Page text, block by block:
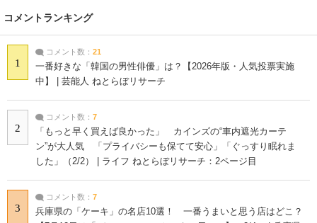
コメントランキング
1
コメント数： 21
一番好きな「韓国の男性俳優」は？【2026年版・人気投票実施
中】 | 芸能人 ねとらぼリサーチ
2
コメント数： 7
「もっと早く買えば良かった」 カインズの“車内遮光カーテ
ン”が大人気 「プライバシーも保てて安心」「ぐっすり眠れま
した」（2/2） | ライフ ねとらぼリサーチ：2ページ目
3
コメント数： 7
兵庫県の「ケーキ」の名店10選！ 一番うまいと思う店はどこ？